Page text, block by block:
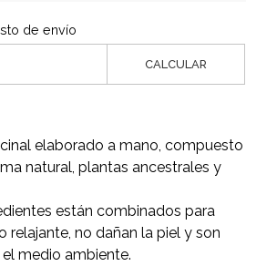
de envío
CALCULAR
elaborado a mano, compuesto
natural, plantas ancestrales y
están combinados para
relajante, no dañan la piel y son
medio ambiente.